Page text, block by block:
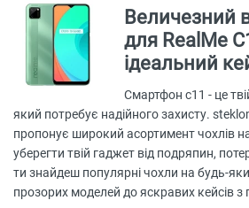
Величезний
для RealMe
ідеальний
Смартфон с11 - це
який потребує надійного захисту.
пропонує широкий асортимент чохлів
уберегти твій гаджет від подряпин,
ти знайдеш популярні чохли на будь-
прозорих моделей до яскравих кейсів з